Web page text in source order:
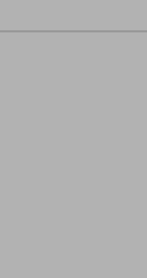
σας, οι οποίες είναι μη
του προγράμματος